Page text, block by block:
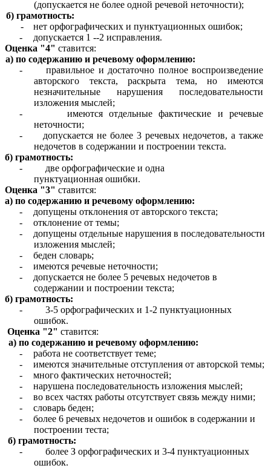
(допускается не более одной речевой неточности);
б) грамотность:
- нет орфографических и пунктуационных ошибок;
-
допускается 1 --2 исправления.
Оценка "4" ставится:
а) по содержанию и речевому оформлению:
-
правильное и достаточно полное воспроизведение
авторского текста, раскрыта тема, но имеются
незначительные нарушения последовательности
изложения мыслей;
-
имеются отдельные фактические и речевые
неточности;
-
допускается не более 3 речевых недочетов, а также
недочетов в содержании и построении текста.
б) грамотность:
-
две орфографические и одна
пунктуационная ошибки.
Оценка "3" ставится:
а) по содержанию и речевому оформлению:
-
допущены отклонения от авторского текста;
-
отклонение от темы;
-
допущены отдельные нарушения в последовательности
изложения мыслей;
-
беден словарь;
-
имеются речевые неточности;
-
допускается не более 5 речевых недочетов в
содержании и построении текста;
б) грамотность:
-
3-5 орфографических и 1-2 пунктуационных
ошибок.
Оценка "2" ставится:
а) по содержанию и речевому оформлению:
-
работа не соответствует теме;
-
имеются значительные отступления от авторской темы;
-
много фактических неточностей;
-
нарушена последовательность изложения мыслей;
-
во всех частях работы отсутствует связь между ними;
-
словарь беден;
-
более 6 речевых недочетов и ошибок в содержании и
построении теста;
б) грамотность:
-
более З орфографических и 3-4 пунктуационных
ошибок.